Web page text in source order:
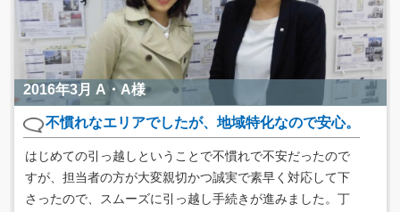
2016年3月 A・A様
不慣れなエリアでしたが、地域特化なので安心。
はじめての引っ越しということで不慣れで不安だったので
すが、担当者の方が大変親切かつ誠実で素早く対応して下
さったので、スムーズに引っ越し手続きが進みました。丁